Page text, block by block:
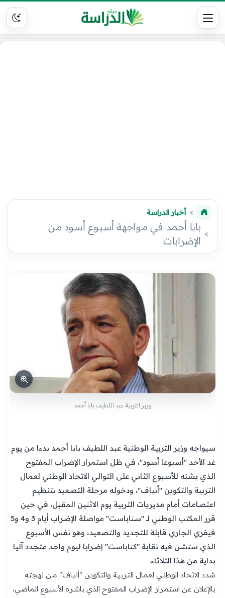
أخبار الدراسة
بابا أحمد في مواجهة أسبوع أسود من
الإضرابات
وزير التربية عبد اللطيف بابا أحمد
سيواجه وزير التربية الوطنية عبد اللطيف بابا أحمد بدءا من يوم
غد الأحد "أسبوعا أسود"، في ظل استمرار الإضراب المفتوح
الذي يشنه للأسبوع الثاني على التوالي الاتحاد الوطني لعمال
التربية والتكوين "أنباف"، ودخوله مرحلة التصعيد بتنظيم
اعتصامات أمام مديريات التربية يوم الاثنين المقبل، في حين
قرر المكتب الوطني لـ "سناباست" مواصلة الإضراب أيام 3 و4 و5
فيفري الجاري قابلة للتجديد والتصعيد، وهو نفس الأسبوع
الذي ستشن فيه نقابة "كناباست" إضرابا ليوم واحد متجدد آليا
بداية من هذا الثلاثاء.
شدد الاتحاد الوطني لعمال التربية والتكوين "أنباف" من لهجته
بالإعلان عن استمرار الإضراب المفتوح الذي باشره الأسبوع الماضي،